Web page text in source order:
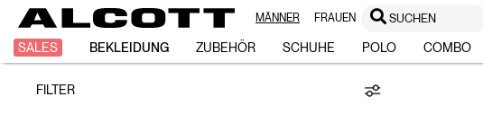
MÄNNER FRAUEN SUCHEN
SALES BEKLEIDUNG ZUBEHÖR SCHUHE POLO COMBO
Badebekleidung
FILTER